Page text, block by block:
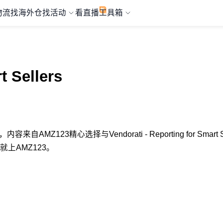
流找海外仓找活动 看直播工具箱
Sellers
内容来自AMZ123精心选择与Vendorati - Reporting for
上AMZ123。